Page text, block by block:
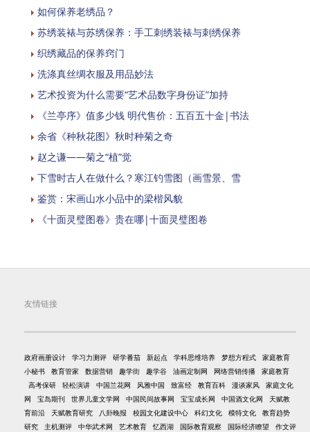
如何保养老绣品？
苏绣装裱与苏绣保养：手工刺绣装裱与刺绣保养
织绣藏品的保养窍门
洗涤真丝绸衣服及用品妙法
艺术投资为什么需要“艺术品数字身份证”加持
《兰亭序》值多少钱 明代售价：五百五十金|书法
余省《种秋花图》秋时种菊之奇
赵之谦——菊之“植”觉
下雪时古人在做什么？寒江钓雪图（画雪景、雪
鉴赏：宋画山水小品中的梁楷风貌
《十面灵璧图卷》贵在哪|十面灵璧图卷
友情链接
政府画册设计 学习力测评 研学番茄 新起点 学科思维培养 梦想方程式
家庭教育
小秘书
教育管家 数据营销 趣学街 趣学谷 油画定制网 网络营销传播
家庭教育
高考保研
轻松演讲 中国兰花网 风雅中国 致富经 教育百科 漫谈家风
家庭文化
网
宝岛期刊 世界儿童文学网 中国民间故事网 宝宝成长网 中国酒文化网
天赋教
育前沿
天赋教育研究 八卦晚报 校园文化建设中心 科幻文化 模特文化
教育趋势
研究
主机测评 中华武术网 艺术教育 忆西湖 国际教育观察 国际经济瞭望 作文评